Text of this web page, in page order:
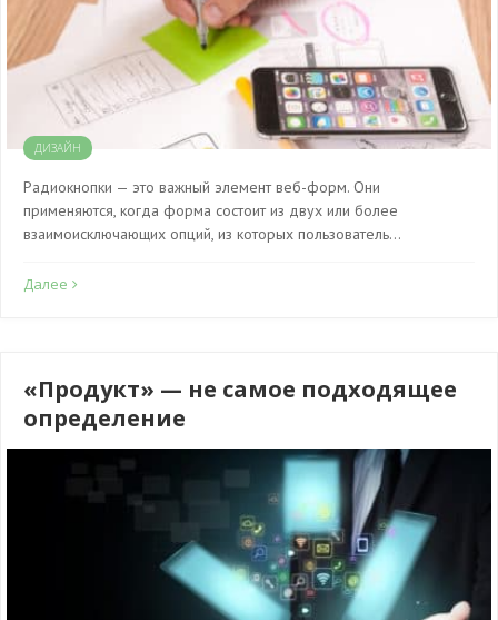
ДИЗАЙН
Радиокнопки — это важный элемент веб-форм. Они
применяются, когда форма состоит из двух или более
взаимоисключающих опций, из которых пользователь…
Далее
«Продукт» — не самое подходящее
определение